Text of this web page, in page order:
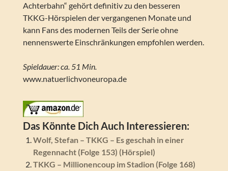
Achterbahn“ gehört definitiv zu den besseren
TKKG-Hörspielen der vergangenen Monate und
kann Fans des modernen Teils der Serie ohne
nennenswerte Einschränkungen empfohlen werden.
Spieldauer: ca. 51 Min.
www.natuerlichvoneuropa.de
Das Könnte Dich Auch Interessieren:
Wolf, Stefan – TKKG – Es geschah in einer
Regennacht (Folge 153) (Hörspiel)
TKKG – Millionencoup im Stadion (Folge 168)